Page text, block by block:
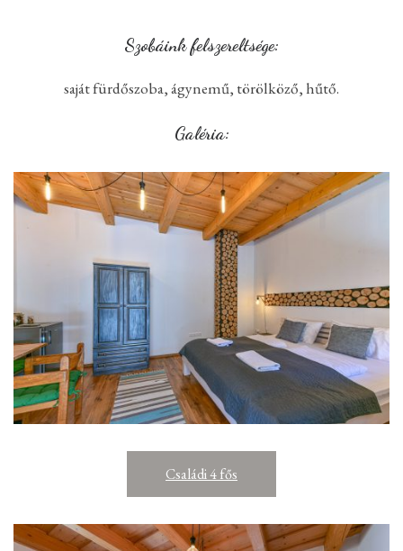
Szobáink felszereltsége:
saját fürdőszoba, ágynemű, törölköző, hűtő.
Galéria:
Családi 4 fős